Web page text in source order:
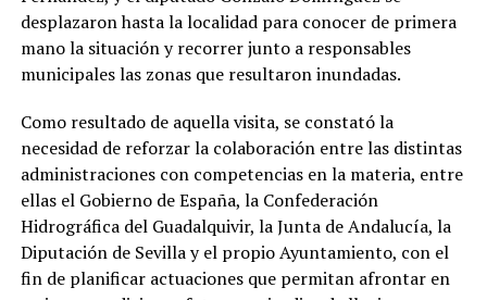
desplazaron hasta la localidad para conocer de primera
mano la situación y recorrer junto a responsables
municipales las zonas que resultaron inundadas.
Como resultado de aquella visita, se constató la
necesidad de reforzar la colaboración entre las distintas
administraciones con competencias en la materia, entre
ellas el Gobierno de España, la Confederación
Hidrográfica del Guadalquivir, la Junta de Andalucía, la
Diputación de Sevilla y el propio Ayuntamiento, con el
fin de planificar actuaciones que permitan afrontar en